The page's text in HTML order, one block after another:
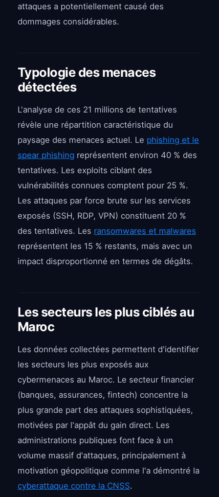
attaques a potentiellement causé des
dommages considérables.
Typologie des menaces
détectées
L'analyse de ces 21 millions de tentatives
révèle une répartition caractéristique du
paysage des menaces actuel. Le phishing et le
spear phishing représentent environ 40 % des
tentatives. Les exploits ciblant des
vulnérabilités connues comptent pour 25 %.
Les attaques par force brute sur les services
exposés (SSH, RDP, VPN) constituent 20 %
des tentatives. Les ransomwares et malwares
représentent les 15 % restants, mais avec un
impact disproportionné en termes de dégâts.
Les secteurs les plus ciblés au
Maroc
Les données collectées permettent d'identifier
les secteurs les plus exposés aux
cybermenaces au Maroc. Le secteur financier
(banques, assurances, fintech) concentre la
plus grande part des attaques sophistiquées,
motivées par l'appât du gain direct. Les
administrations publiques font face à un
volume massif d'attaques, principalement à
motivation géopolitique comme l'a démontré la
cyberattaque contre la CNSS.